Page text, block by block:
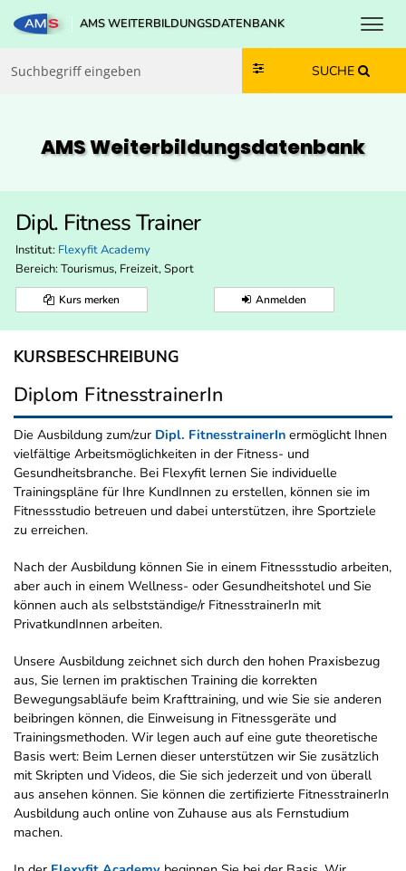
Zum Inhalt springen
Zum Navmenü springen
Zur Suche springen
Zur Footer springen
AMS WEITERBILDUNGSDATENBANK
SUCHE
AMS Weiterbildungs­datenbank
Dipl. Fitness Trainer
Institut: Flexyfit Academy
Bereich: Tourismus, Freizeit, Sport
Kurs merken Anmelden
KURSBESCHREIBUNG
Diplom FitnesstrainerIn
Die Ausbildung zum/zur Dipl. FitnesstrainerIn ermöglicht Ihnen
vielfältige Arbeitsmöglichkeiten in der Fitness- und
Gesundheitsbranche. Bei Flexyfit lernen Sie individuelle
Trainingspläne für Ihre KundInnen zu erstellen, können sie im
Fitnessstudio betreuen und dabei unterstützen, ihre Sportziele
zu erreichen.
Nach der Ausbildung können Sie in einem Fitnessstudio arbeiten,
aber auch in einem Wellness- oder Gesundheitshotel und Sie
können auch als selbstständige/r FitnesstrainerIn mit
PrivatkundInnen arbeiten.
Unsere Ausbildung zeichnet sich durch den hohen Praxisbezug
aus, Sie lernen im praktischen Training die korrekten
Bewegungsabläufe beim Krafttraining, und wie Sie sie anderen
beibringen können, die Einweisung in Fitnessgeräte und
Trainingsmethoden. Wir legen auch auf eine gute theoretische
Basis wert: Beim Lernen dieser unterstützen wir Sie zusätzlich
mit Skripten und Videos, die Sie sich jederzeit und von überall
aus ansehen können. Sie können die zertifizierte FitnesstrainerIn
Ausbildung auch online von Zuhause aus als Fernstudium
machen.